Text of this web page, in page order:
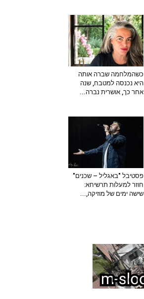
כשהמלחמה שברה אותה
היא נכנסה למטבח, שנה
אחר כך, אושרית נברה...
פסטיבל "באגליל – שכנים"
חוזר למעלות תרשיחא:
שישה ימים של מוזיקה,...